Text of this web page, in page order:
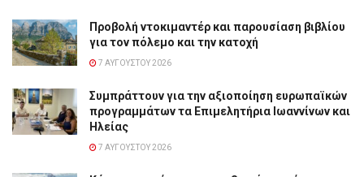
Προβολή ντοκιμαντέρ και παρουσίαση βιβλίου
για τον πόλεμο και την κατοχή
7 ΑΥΓΟΎΣΤΟΥ 2026
Συμπράττουν για την αξιοποίηση ευρωπαϊκών
προγραμμάτων τα Επιμελητήρια Ιωαννίνων και
Ηλείας
7 ΑΥΓΟΎΣΤΟΥ 2026